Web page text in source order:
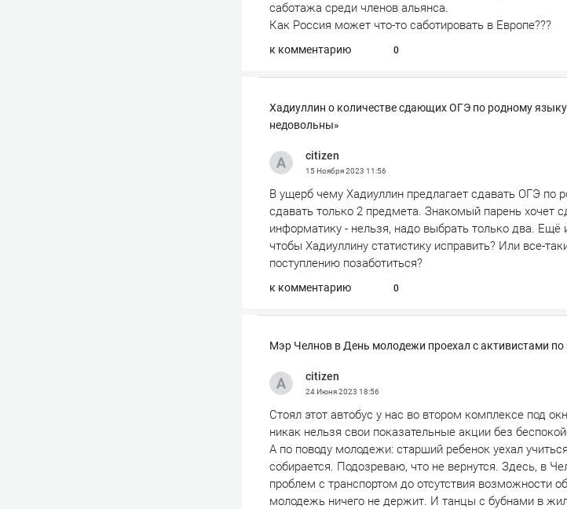
саботажа среди членов альянса.
Как Россия может что-то саботировать в Европе???
к комментарию 0
Хадиуллин о количестве сдающих ОГЭ по родному
недовольны»
сitizen
15 Ноября 2023 11:56
В ущерб чему Хадиуллин предлагает сдавать ОГЭ
сдавать только 2 предмета. Знакомый парень хочет
информатику - нельзя, надо выбрать только два. Ещё
чтобы Хадиуллину статистику исправить? Или все-
поступлению позаботиться?
к комментарию 0
Мэр Челнов в День молодежи проехал с активистами по
сitizen
24 Июня 2023 18:56
Стоял этот автобус у нас во втором комплексе под
никак нельзя свои показательные акции без
А по поводу молодежи: старший ребенок уехал
собирается. Подозреваю, что не вернутся. Здесь, в
проблем с транспортом до отсутствия возможности
молодежь ничего не держит. И танцы с бубнами в